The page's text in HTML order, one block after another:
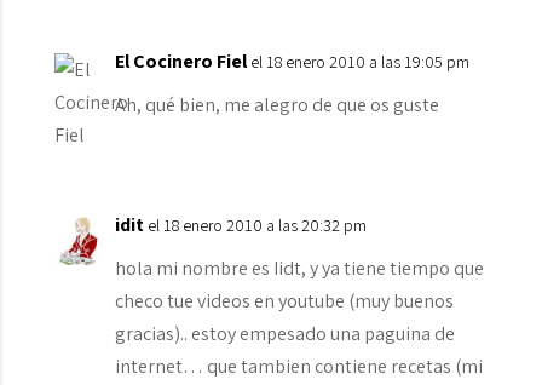
El Cocinero Fiel el 18 enero 2010 a las 19:05 pm
Ah, qué bien, me alegro de que os guste
idit el 18 enero 2010 a las 20:32 pm
hola mi nombre es Iidt, y ya tiene tiempo que
checo tue videos en youtube (muy buenos
gracias).. estoy empesado una paguina de
internet… que tambien contiene recetas (mi